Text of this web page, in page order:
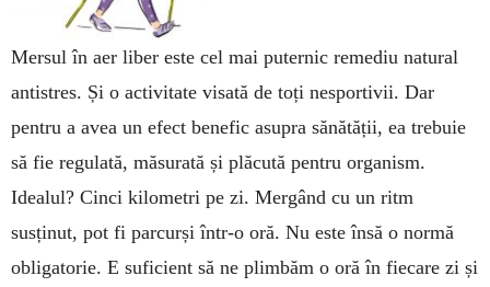
Mersul în aer liber este cel mai puternic remediu natural
antistres. Și o activitate visată de toți nespor­ti­vii. Dar
pentru a avea un efect benefic asupra sănătății, ea trebuie
să fie re­gulată, măsurată și plăcută pentru organism.
Idealul? Cinci kilometri pe zi. Mergând cu un ritm
susținut, pot fi parcurși într-o oră. Nu este însă o normă
obligatorie. E suficient să ne plimbăm o oră în fiecare zi și